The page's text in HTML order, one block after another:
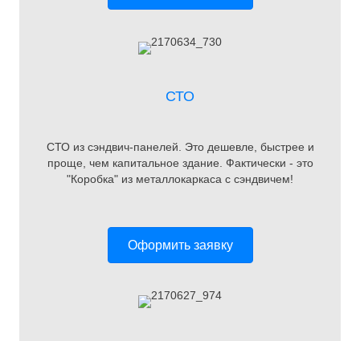
СТО
СТО из сэндвич-панелей. Это дешевле, быстрее и
проще, чем капитальное здание. Фактически - это
"Коробка" из металлокаркаса с сэндвичем!
Оформить заявку